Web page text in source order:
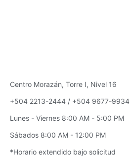
Centro Morazán, Torre I, Nivel 16
+504 2213-2444 / +504 9677-9934
Lunes - Viernes 8:00 AM - 5:00 PM
Sábados 8:00 AM - 12:00 PM
*Horario extendido bajo solicitud